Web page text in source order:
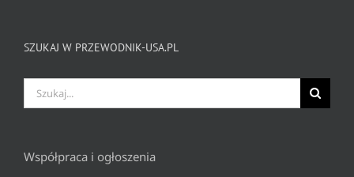
SZUKAJ W PRZEWODNIK-USA.PL
Szukaj
Współpraca i ogłoszenia